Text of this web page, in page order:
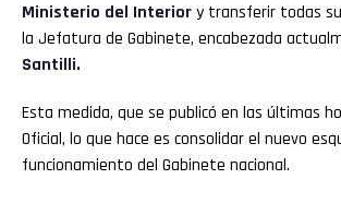
Ministerio del Interiory transferir todas
la Jefatura de Gabinete, encabezada
Santilli.
Esta medida, que se publicó en las últimas
Oficial, lo que hace es consolidar el nuevo
funcionamiento del Gabinete nacional.